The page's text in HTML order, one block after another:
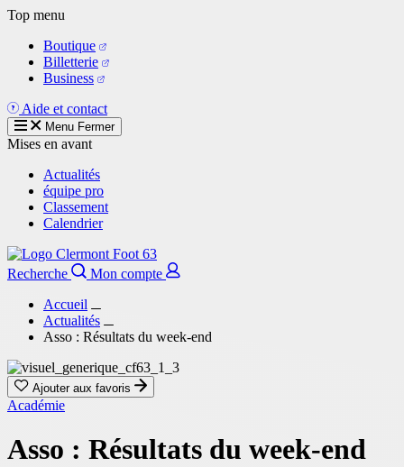
Aller
contenu
principal
Top menu
Boutique
Billetterie
Business
Aide et contact
Menu Fermer
Mises en avant
Actualités
équipe pro
Classement
Calendrier
Recherche
Mon compte
Accueil
Actualités
Asso : Résultats du week-end
Ajouter aux favoris
Académie
Asso : Résultats du week-end